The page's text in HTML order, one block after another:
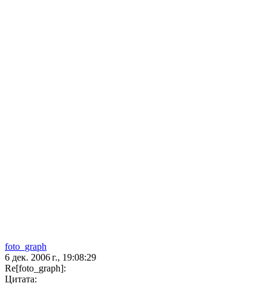
foto_graph
6 дек. 2006 г., 19:08:29
Re[foto_graph]:
Цитата: